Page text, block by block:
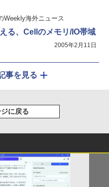
Weekly海外ニュース
る、Cellのメモリ/IO帯域
2005年2月11日
事を見る
ジに戻る